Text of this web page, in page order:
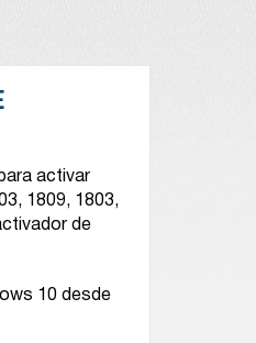
activar
1809, 1803,
de
10 desde